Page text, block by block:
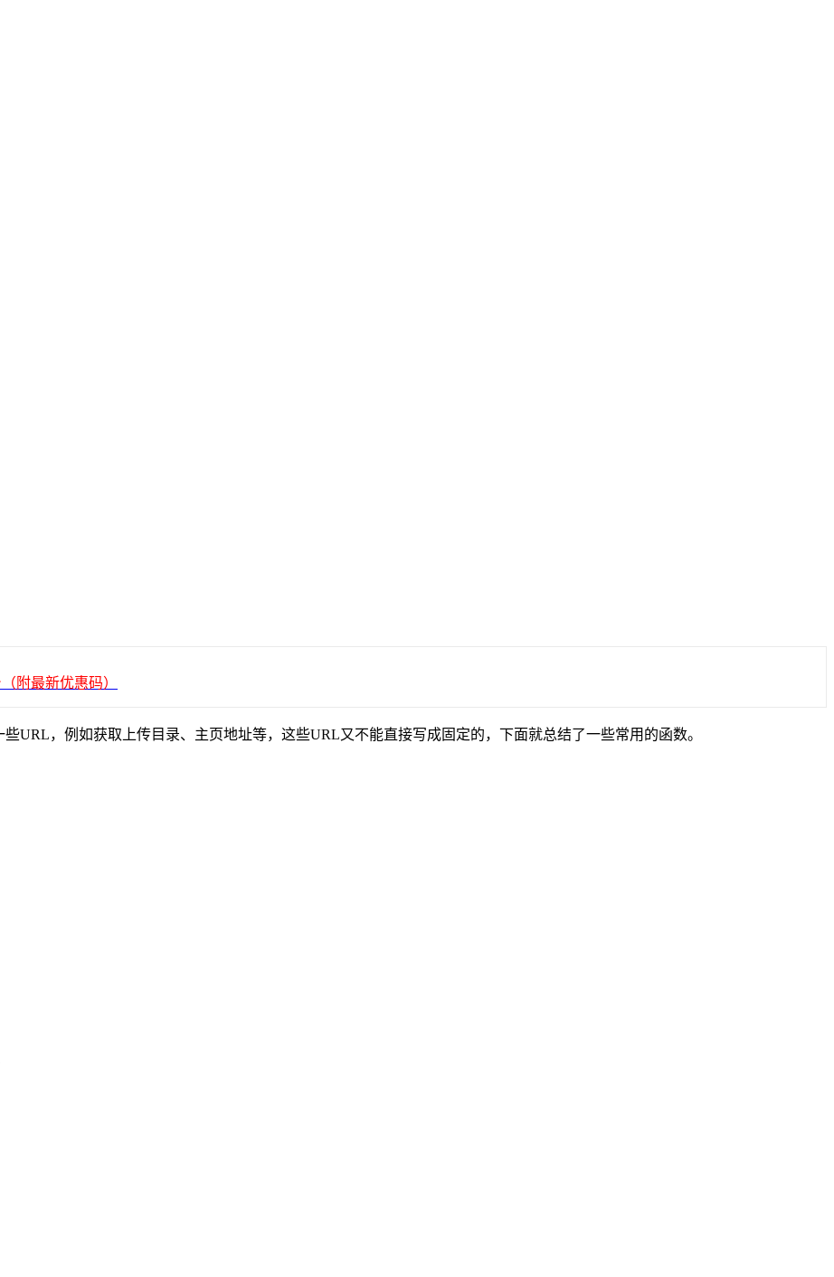
附最新优惠码）
URL，例如获取上传目录、主页地址等，这些URL又不能直接写成固定的，下面就总结了一些常用的函数。